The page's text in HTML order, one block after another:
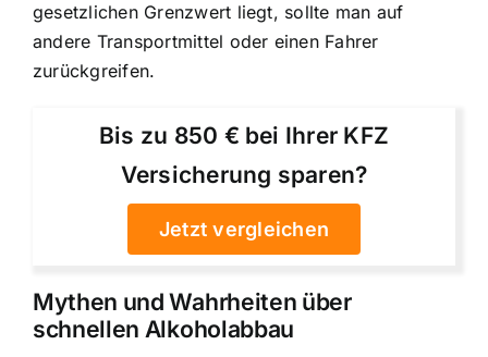
gesetzlichen Grenzwert liegt, sollte man auf
andere Transportmittel oder einen Fahrer
zurückgreifen.
Bis zu 850 € bei Ihrer KFZ
Versicherung sparen?
Jetzt vergleichen
Mythen und Wahrheiten über
schnellen Alkoholabbau